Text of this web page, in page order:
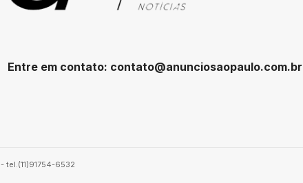
Entre em contato: contato@anunciosaopaulo.com.br
- tel.(11)91754-6532